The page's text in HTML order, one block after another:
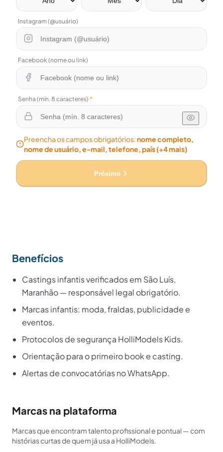
Instagram (@usuário)
Facebook (nome ou link)
Senha (mín. 8 caracteres) *
Preencha os campos obrigatórios:nome completo,
nome de usuário, e-mail, telefone, país(+4 mais)
Próximo
Benefícios
Castings infantis verificados em São Luís,
Maranhão — responsável legal obrigatório.
Marcas infantis: moda, fraldas, publicidade e
eventos.
Protocolos de segurança HolliModels Kids.
Orientação para o primeiro book e casting.
Alertas de convocatórias no WhatsApp.
Marcas na plataforma
Marcas que encontram talento profissional e pontual — com
histórias curtas de quem já usa a HolliModels.